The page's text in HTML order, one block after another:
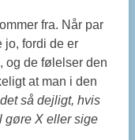
fra. Når par
jo, fordi de er
og de følelser den
at man i den
så dejligt, hvis
gøre X eller sige